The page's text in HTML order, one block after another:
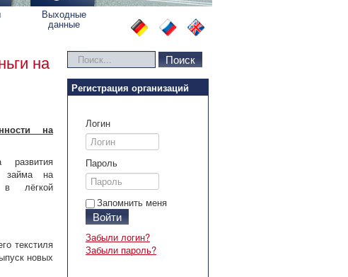
Выходные
данные
на
на
займа на
в лёгкой
текстиля
новых
Искать... Поиск
Регистрация организаций
Логин
Пароль
Запомнить меня
Войти
Забыли логин?
Забыли пароль?